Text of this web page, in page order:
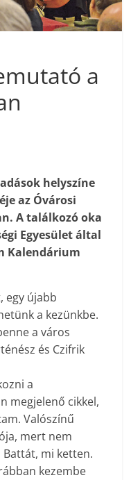
a
helyszíne
az Óvárosi
A találkozó oka
Egyesület által
Kalendárium
egy újabb
a kezünkbe.
a város
és Czifrik
a
megjelenő cikkel,
Valószínű
mert nem
mi ketten.
kezembe